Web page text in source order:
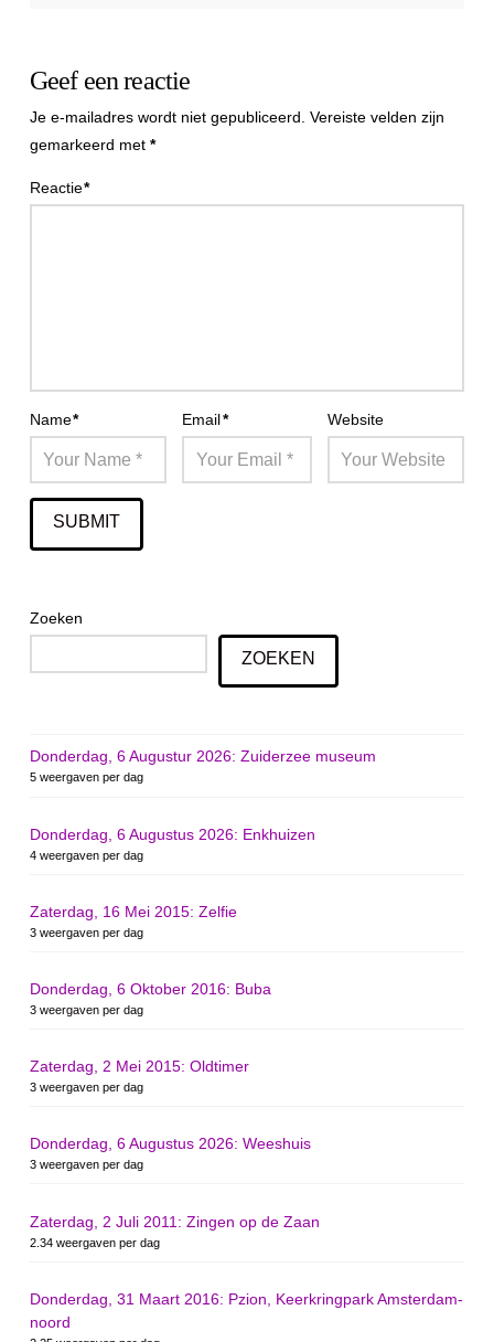
Geef een reactie
Je e-mailadres wordt niet gepubliceerd. Vereiste velden zijn
gemarkeerd met *
Reactie*
Name* Email* Website
Zoeken
ZOEKEN
Donderdag, 6 Augustur 2026: Zuiderzee museum
5 weergaven per dag
Donderdag, 6 Augustus 2026: Enkhuizen
4 weergaven per dag
Zaterdag, 16 Mei 2015: Zelfie
3 weergaven per dag
Donderdag, 6 Oktober 2016: Buba
3 weergaven per dag
Zaterdag, 2 Mei 2015: Oldtimer
3 weergaven per dag
Donderdag, 6 Augustus 2026: Weeshuis
3 weergaven per dag
Zaterdag, 2 Juli 2011: Zingen op de Zaan
2.34 weergaven per dag
Donderdag, 31 Maart 2016: Pzion, Keerkringpark Amsterdam-
noord